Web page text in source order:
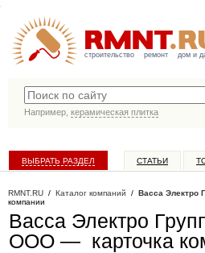
строительство ремонт дом и
Например, керамическая плитка
ВЫБРАТЬ РАЗДЕЛ СТАТЬИ
RMNT.RU / Каталог компаний / Васса Электро
компании
Васса Электро
ООО — карточка